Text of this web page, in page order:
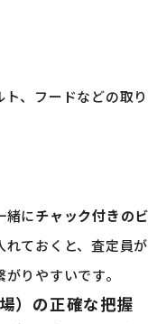
ト、フードなどの取
緒にチャック付きの
れておくと、査定員
りやすいです。
）の正確な把握